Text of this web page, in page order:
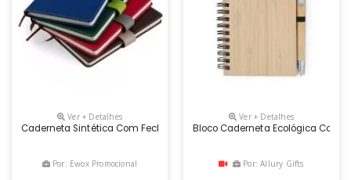
Ver + Detalhes
Caderneta Sintética Com Fechamento Imantado, Contém
Por: Ewox Promocional
Ver + Detalhes
Bloco Caderneta Ecológica Com
Por: Allury Gifts